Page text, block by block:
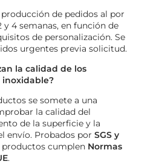
de pedidos al por
4 semanas, en función de
de personalización. Se
urgentes previa solicitud.
la calidad de los
inoxidable?
se somete a una
la calidad del
de la superficie y la
envío. Probados por SGS y
productos cumplen Normas
.